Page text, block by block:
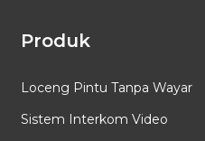
Produk
Loceng Pintu Tanpa Wayar
Sistem Interkom Video